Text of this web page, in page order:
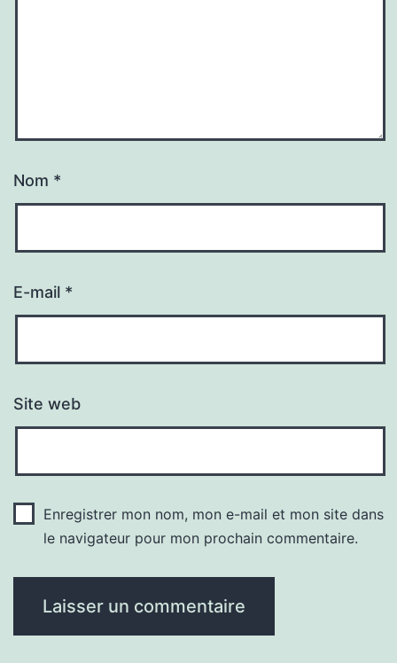
Nom *
E-mail *
Site web
Enregistrer mon nom, mon e-mail et mon site dans
le navigateur pour mon prochain commentaire.